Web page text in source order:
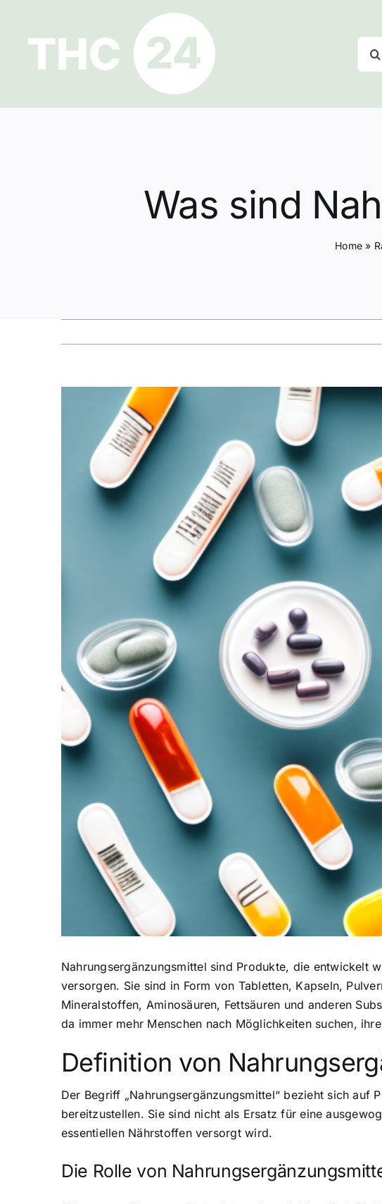
springen
nach:
Was sind
Home »
Nahrungsergänzungsmittel sind Produkte, die entwickelt
versorgen. Sie sind in Form von Tabletten, Kapseln,
Mineralstoffen, Aminosäuren, Fettsäuren und anderen
da immer mehr Menschen nach Möglichkeiten suchen,
Definition von
Der Begriff „Nahrungsergänzungsmittel“ bezieht sich
bereitzustellen. Sie sind nicht als Ersatz für eine
essentiellen Nährstoffen versorgt wird.
Die Rolle von